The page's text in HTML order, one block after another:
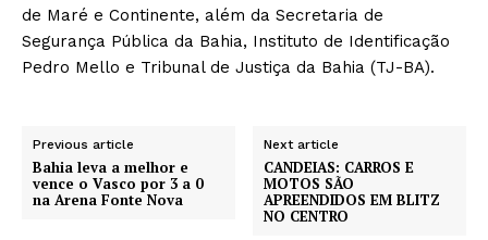
de Maré e Continente, além da Secretaria de
Segurança Pública da Bahia, Instituto de Identificação
Pedro Mello e Tribunal de Justiça da Bahia (TJ-BA).
Previous article
Bahia leva a melhor e
vence o Vasco por 3 a 0
na Arena Fonte Nova
Next article
CANDEIAS: CARROS E
MOTOS SÃO
APREENDIDOS EM BLITZ
NO CENTRO